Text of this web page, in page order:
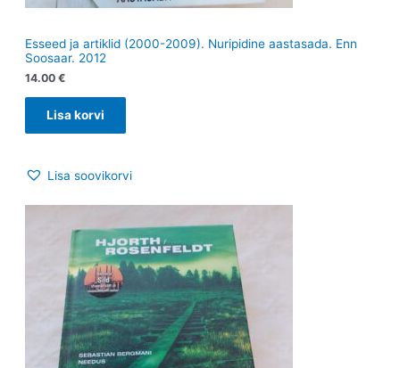
Esseed ja artiklid (2000-2009). Nuripidine aastasada. Enn
Soosaar. 2012
14.00 €
Lisa korvi
Lisa soovikorvi